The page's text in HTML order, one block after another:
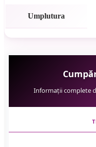
Umplutura
Informații complete